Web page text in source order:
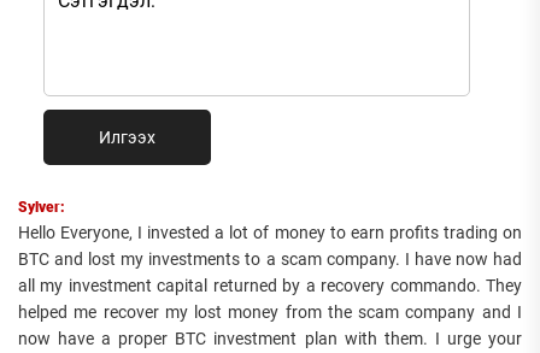
Илгээх
Sylver:
Hello Everyone, I invested a lot of money to earn profits trading on
BTC and lost my investments to a scam company. I have now had
all my investment capital returned by a recovery commando. They
helped me recover my lost money from the scam company and I
now have a proper BTC investment plan with them. I urge your